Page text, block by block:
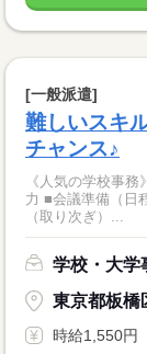
[一般派遣]
難しいスキ
チャンス♪
《人気の学校事
力 ■会議準備（日
（取り次ぎ）...
学校・大学
東京都板橋
時給1,550円